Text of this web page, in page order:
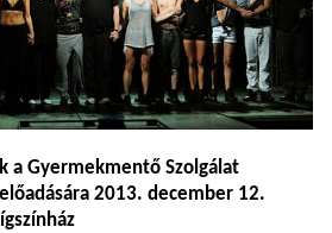
a Gyermekmentő Szolgálat
2013. december 12.